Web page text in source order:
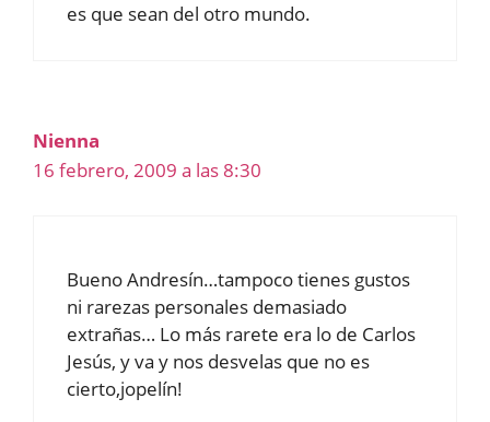
es que sean del otro mundo.
Nienna
16 febrero, 2009 a las 8:30
Bueno Andresín…tampoco tienes gustos
ni rarezas personales demasiado
extrañas… Lo más rarete era lo de Carlos
Jesús, y va y nos desvelas que no es
cierto,jopelín!